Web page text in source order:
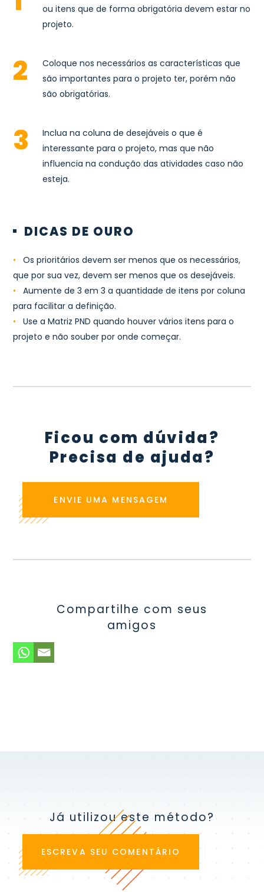
ou itens que de forma obrigatória devem estar no
projeto.
Coloque nos necessários as características que
são importantes para o projeto ter, porém não
são obrigatórias.
Inclua na coluna de desejáveis o que é
interessante para o projeto, mas que não
influencia na condução das atividades caso não
esteja.
DICAS DE OURO
• Os prioritários devem ser menos que os necessários,
que por sua vez, devem ser menos que os desejáveis.
• Aumente de 3 em 3 a quantidade de itens por coluna
para facilitar a definição.
• Use a Matriz PND quando houver vários itens para o
projeto e não souber por onde começar.
Ficou com dúvida?
Precisa de ajuda?
ENVIE UMA MENSAGEM
Compartilhe com seus
amigos
Já utilizou este método?
ESCREVA SEU COMENTÁRIO